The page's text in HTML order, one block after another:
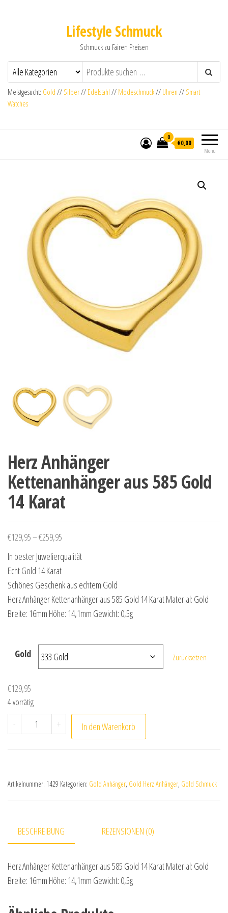
Lifestyle Schmuck
Schmuck zu Fairen Preisen
Meistgesucht: Gold // Silber// Edelstahl // Modeschmuck// Uhren // Smart
Watches
Menü
0
€0,00
Herz Anhänger
Kettenanhänger aus 585 Gold
14 Karat
€129,95–€259,95
In bester Juwelierqualität
Echt Gold 14 Karat
Schönes Geschenk aus echtem Gold
Herz Anhänger Kettenanhänger aus 585 Gold 14 Karat Material: Gold
Breite: 16mm Höhe: 14,1mm Gewicht: 0,5g
Gold Zurücksetzen
€129,95
4 vorrätig
- Herz Anhänger Kettenanhänger aus 585 Gold 14 Karat
+ In den Warenkorb
Artikelnummer: 1429 Kategorien: Gold Anhänger, Gold Herz Anhänger, Gold Schmuck
BESCHREIBUNG REZENSIONEN (0)
Herz Anhänger Kettenanhänger aus 585 Gold 14 Karat Material: Gold
Breite: 16mm Höhe: 14,1mm Gewicht: 0,5g